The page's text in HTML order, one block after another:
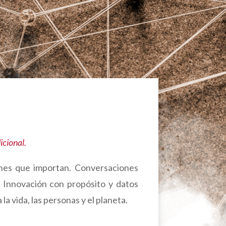
que importan. Conversaciones
con propósito y datos
vida, las personas y el planeta.